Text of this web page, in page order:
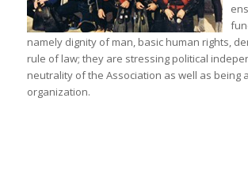
namely dignity of man, basic human rights,
rule of law; they are stressing political
neutrality of the Association as well as being
organization.